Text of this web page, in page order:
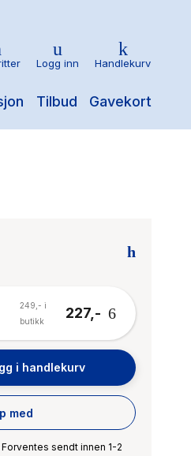
Tilbud Gavekort
Logg inn Handlekurv
227,-
249,- i
butikk
i handlekurv
med
Forventes sendt innen 1-2